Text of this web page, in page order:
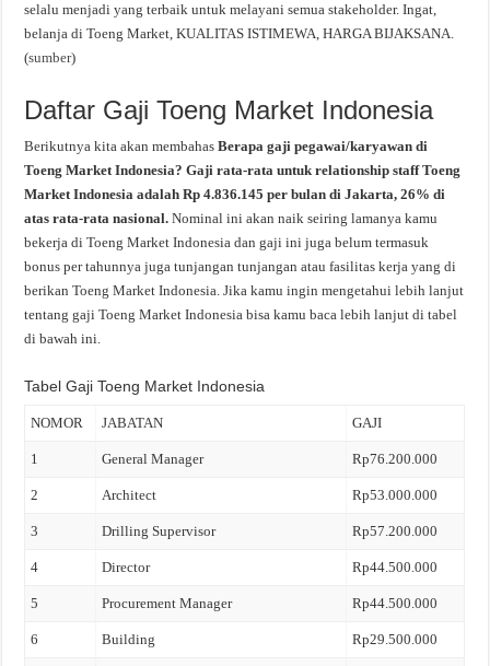
selalu menjadi yang terbaik untuk melayani semua stakeholder. Ingat,
belanja di Toeng Market, KUALITAS ISTIMEWA, HARGA BIJAKSANA.
(sumber)
Daftar Gaji Toeng Market Indonesia
Berikutnya kita akan membahasBerapa gaji pegawai/karyawan di
Toeng Market Indonesia? Gaji rata-rata untuk relationship staff Toeng
Market Indonesia adalah Rp 4.836.145 per bulan di Jakarta, 26% di
atas rata-rata nasional.Nominal ini akan naik seiring lamanya kamu
bekerja di Toeng Market Indonesia dan gaji ini juga belum termasuk
bonus per tahunnya juga tunjangan tunjangan atau fasilitas kerja yang di
berikan Toeng Market Indonesia. Jika kamu ingin mengetahui lebih lanjut
tentang gaji Toeng Market Indonesia bisa kamu baca lebih lanjut di tabel
di bawah ini.
Tabel Gaji Toeng Market Indonesia
NOMOR JABATAN GAJI
1 General Manager Rp76.200.000
2 Architect Rp53.000.000
3 Drilling Supervisor Rp57.200.000
4 Director Rp44.500.000
5 Procurement Manager Rp44.500.000
6 Building Rp29.500.000